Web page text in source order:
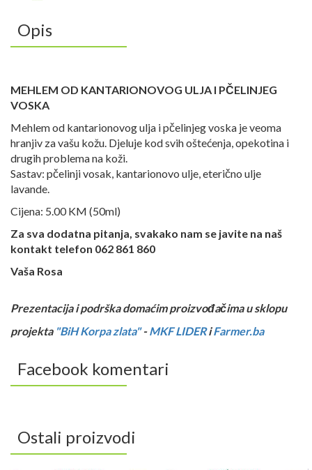
Opis
MEHLEM OD KANTARIONOVOG ULJA I PČELINJEG
VOSKA
Mehlem od kantarionovog ulja i pčelinjeg voska je veoma
hranjiv za vašu kožu. Djeluje kod svih oštećenja, opekotina i
drugih problema na koži.
Sastav: pčelinji vosak, kantarionovo ulje, eterično ulje
lavande.
Cijena: 5.00 KM (50ml)
Za sva dodatna pitanja, svakako nam se javite na naš
kontakt telefon 062 861 860
Vaša Rosa
Prezentacija i podrška domaćim proizvođačima u sklopu
projekta "BiH Korpa zlata"-MKF LIDERiFarmer.ba
Facebook komentari
Ostali proizvodi